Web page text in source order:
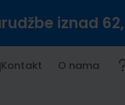
iznad
Kontakt O nama